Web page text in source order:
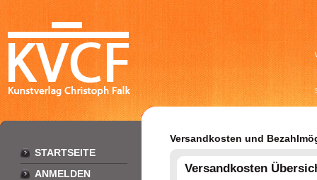
STARTSEITE
ANMELDEN
Versandkosten und
Versandkosten